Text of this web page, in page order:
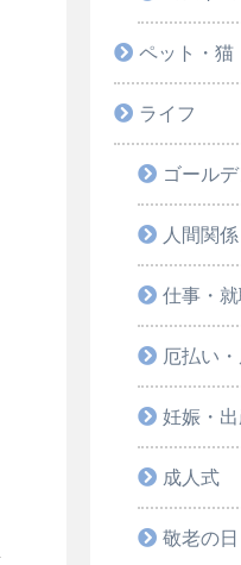
ペット・猫
ライフ
ゴール
人間関係
仕事・
厄払い
妊娠・
成人式
敬老の